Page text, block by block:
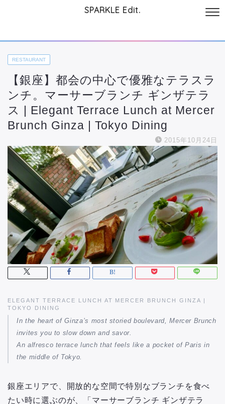
SPARKLE Edit.
RESTAURANT
【銀座】都会の中心で優雅なテラスラ
ンチ。マーサーブランチ ギンザテラ
ス | Elegant Terrace Lunch at Mercer
Brunch Ginza | Tokyo Dining
2015年10月24日
ELEGANT TERRACE LUNCH AT MERCER BRUNCH GINZA |
TOKYO DINING
In the heart of Ginza’s most storied boulevard,Mercer Brunch
invites you to slow down and savor.
An alfresco terrace lunch that feels like a pocket of Paris in
the middle of Tokyo.
銀座エリアで、開放的な空間で特別なブランチを食べ
たい時に選ぶのが、「マーサーブランチ ギンザテラ